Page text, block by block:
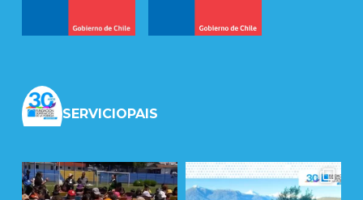
SERVICIOPAIS